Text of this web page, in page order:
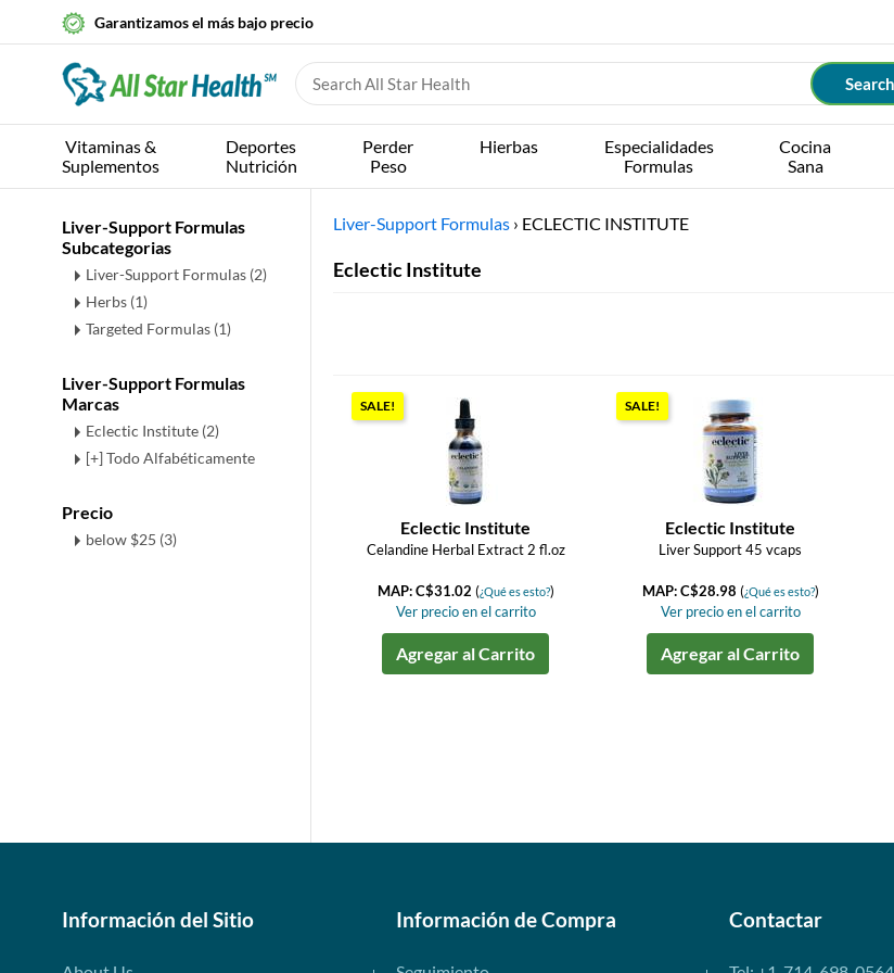
Garantizamos el más bajo precio
Vitaminas &
Suplementos
Deportes
Nutrición
Perder
Peso
Hierbas
Especialidades
Formulas
Cocina
Sana
Liver-Support Formulas
Subcategorias
Liver-Support Formulas (2)
Herbs (1)
Targeted Formulas (1)
Liver-Support Formulas
Marcas
Eclectic Institute (2)
[+] Todo Alfabéticamente
Precio
below $25 (3)
Liver-Support Formulas › ECLECTIC INSTITUTE
Eclectic Institute
SALE!
Eclectic Institute
Celandine Herbal Extract 2 fl.oz
MAP: C$31.02 (¿Qué es esto?)
Ver precio en el carrito
Agregar al Carrito
SALE!
Eclectic Institute
Liver Support 45 vcaps
MAP: C$28.98 (¿Qué es esto?)
Ver precio en el carrito
Agregar al Carrito
Información del Sitio Información de Compra Contactar